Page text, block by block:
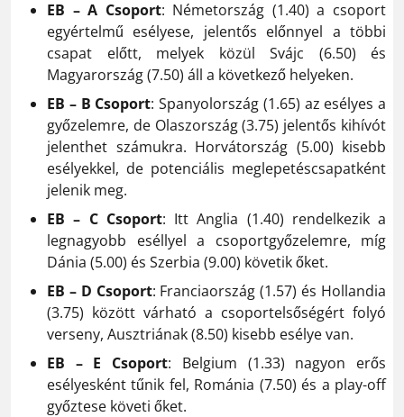
EB – A Csoport: Németország (1.40) a csoport
egyértelmű esélyese, jelentős előnnyel a többi
csapat előtt, melyek közül Svájc (6.50) és
Magyarország (7.50) áll a következő helyeken.
EB – B Csoport: Spanyolország (1.65) az esélyes a
győzelemre, de Olaszország (3.75) jelentős kihívót
jelenthet számukra. Horvátország (5.00) kisebb
esélyekkel, de potenciális meglepetéscsapatként
jelenik meg.
EB – C Csoport: Itt Anglia (1.40) rendelkezik a
legnagyobb eséllyel a csoportgyőzelemre, míg
Dánia (5.00) és Szerbia (9.00) követik őket.
EB – D Csoport: Franciaország (1.57) és Hollandia
(3.75) között várható a csoportelsőségért folyó
verseny, Ausztriának (8.50) kisebb esélye van.
EB – E Csoport: Belgium (1.33) nagyon erős
esélyesként tűnik fel, Románia (7.50) és a play-off
győztese követi őket.